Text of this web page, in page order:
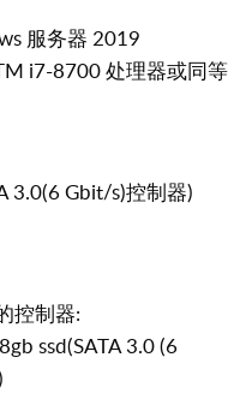
服务器 2019
i7-8700 处理器或同等
3.0(6 Gbit/s)控制器)
控制器:
ssd(SATA 3.0 (6